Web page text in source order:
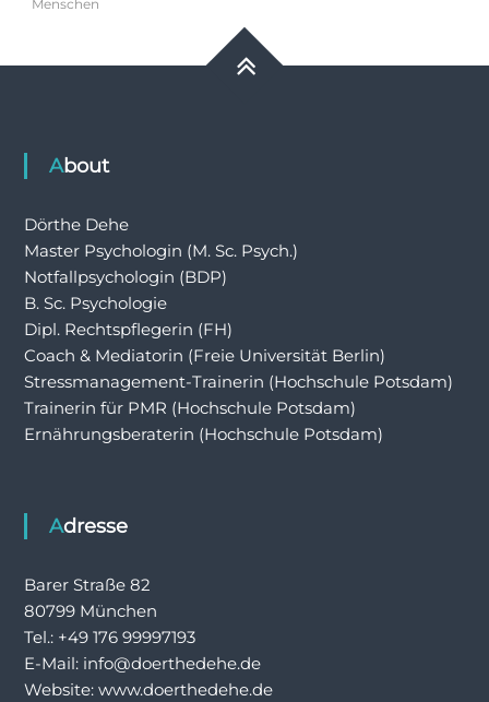
Menschen
About
Dörthe Dehe
Master Psychologin (M. Sc. Psych.)
Notfallpsychologin (BDP)
B. Sc. Psychologie
Dipl. Rechtspflegerin (FH)
Coach & Mediatorin (Freie Universität Berlin)
Stressmanagement-Trainerin (Hochschule Potsdam)
Trainerin für PMR (Hochschule Potsdam)
Ernährungsberaterin (Hochschule Potsdam)
Adresse
Barer Straße 82
80799 München
Tel.: +49 176 99997193
E-Mail: info@doerthedehe.de
Website: www.doerthedehe.de